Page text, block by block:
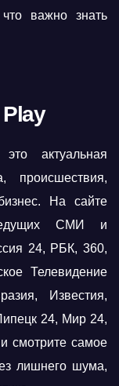
важно знать
актуальная
происшествия,
На сайте
СМИ и
24, РБК, 360,
Телевидение
Известия,
24, Мир 24,
смотрите самое
лишнего шума,